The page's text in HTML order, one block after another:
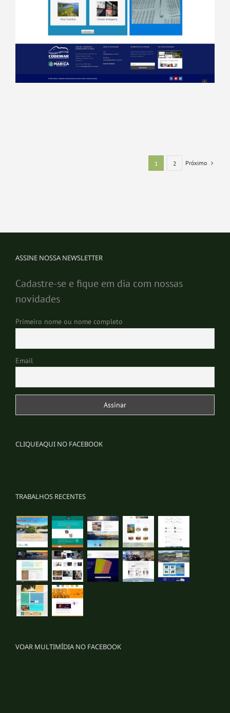
1 2 Próximo
ASSINE NOSSA NEWSLETTER
Cadastre-se e fique em dia com nossas
novidades
Primeiro nome ou nome completo
Email
CLIQUEAQUI NO FACEBOOK
TRABALHOS RECENTES
VOAR MULTIMÍDIA NO FACEBOOK